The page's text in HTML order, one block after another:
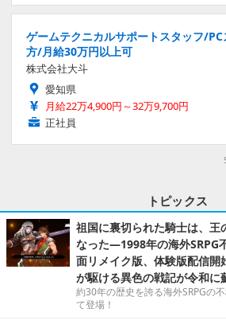
ゲームテクニカルサポートスタッフ/
方/月給30万円以上可
株式会社大斗
愛知県
月給22万4,900円～32万9,700円
正社員
トピックス
祖国に裏切られた騎士は、王
なった―1998年の海外SRPG
面リメイク版、体験版配信開
が駆ける異色の戦記が令和に
約30年の歴史を誇る海外SRPGの
て登場！